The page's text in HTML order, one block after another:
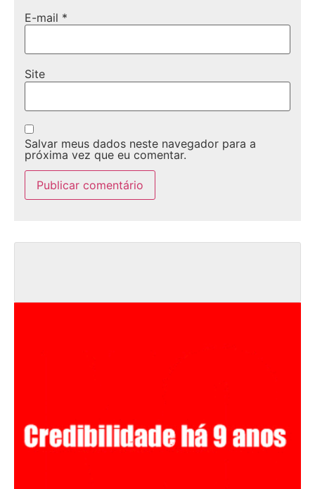
E-mail *
Site
Salvar meus dados neste navegador para a
próxima vez que eu comentar.